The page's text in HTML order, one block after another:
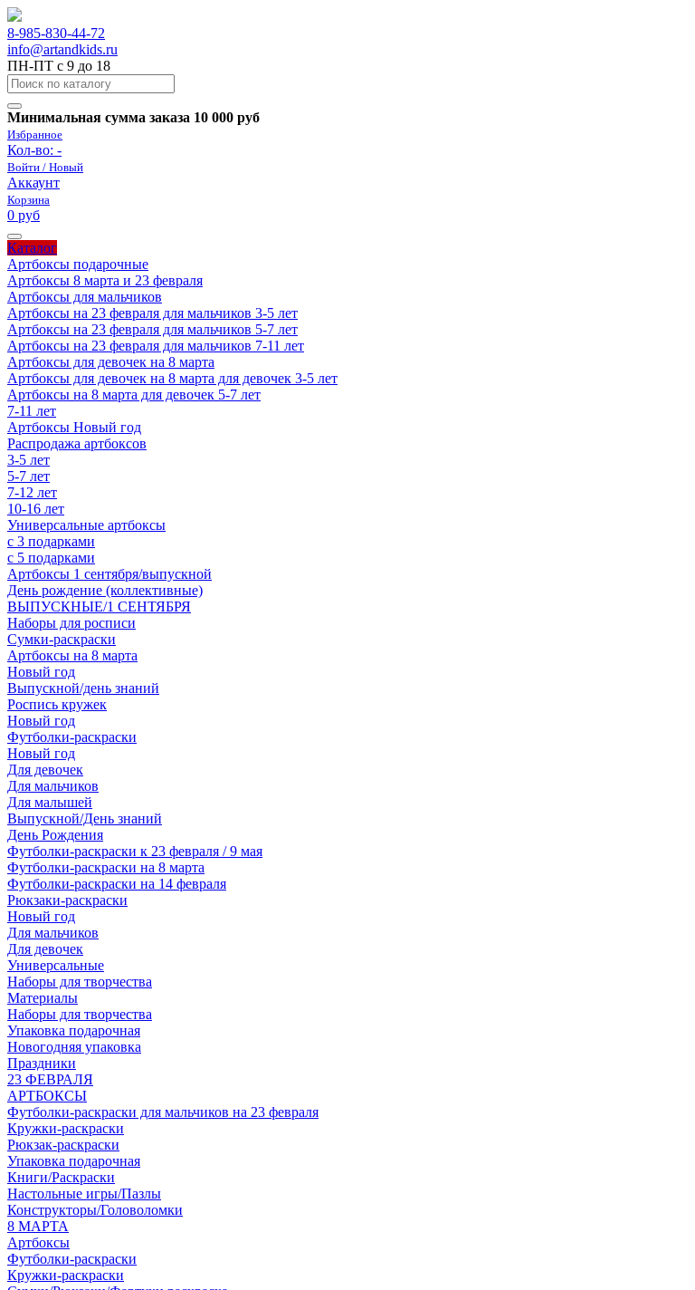
8-985-830-44-72
info@artandkids.ru
ПН-ПТ с 9 до 18
Минимальная сумма заказа 10 000 руб
Избранное
Кол-во: -
Войти / Новый
Аккаунт
Корзина
0 руб
Каталог
Артбоксы подарочные
Артбоксы 8 марта и 23 февраля
Артбоксы для мальчиков
Артбоксы на 23 февраля для мальчиков 3-5 лет
Артбоксы на 23 февраля для мальчиков 5-7 лет
Артбоксы на 23 февраля для мальчиков 7-11 лет
Артбоксы для девочек на 8 марта
Артбоксы для девочек на 8 марта для девочек 3-5 лет
Артбоксы на 8 марта для девочек 5-7 лет
7-11 лет
Артбоксы Новый год
Распродажа артбоксов
3-5 лет
5-7 лет
7-12 лет
10-16 лет
Универсальные артбоксы
с 3 подарками
с 5 подарками
Артбоксы 1 сентября/выпускной
День рождение (коллективные)
ВЫПУСКНЫЕ/1 СЕНТЯБРЯ
Наборы для росписи
Сумки-раскраски
Артбоксы на 8 марта
Новый год
Выпускной/день знаний
Роспись кружек
Новый год
Футболки-раскраски
Новый год
Для девочек
Для мальчиков
Для малышей
Выпускной/День знаний
День Рождения
Футболки-раскраски к 23 февраля / 9 мая
Футболки-раскраски на 8 марта
Футболки-раскраски на 14 февраля
Рюкзаки-раскраски
Новый год
Для мальчиков
Для девочек
Универсальные
Наборы для творчества
Материалы
Наборы для творчества
Упаковка подарочная
Новогодняя упаковка
Праздники
23 ФЕВРАЛЯ
АРТБОКСЫ
Футболки-раскраски для мальчиков на 23 февраля
Кружки-раскраски
Рюкзак-раскраски
Упаковка подарочная
Книги/Раскраски
Настольные игры/Пазлы
Конструкторы/Головоломки
8 МАРТА
Артбоксы
Футболки-раскраски
Кружки-раскраски